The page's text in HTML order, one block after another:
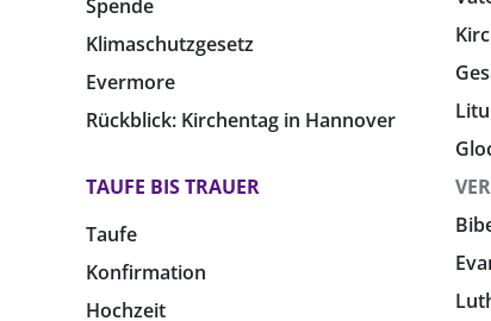
Spende
Klimaschutzgesetz
Evermore
Rückblick: Kirchentag in Hannover
TAUFE BIS TRAUER
Taufe
Konfirmation
Hochzeit